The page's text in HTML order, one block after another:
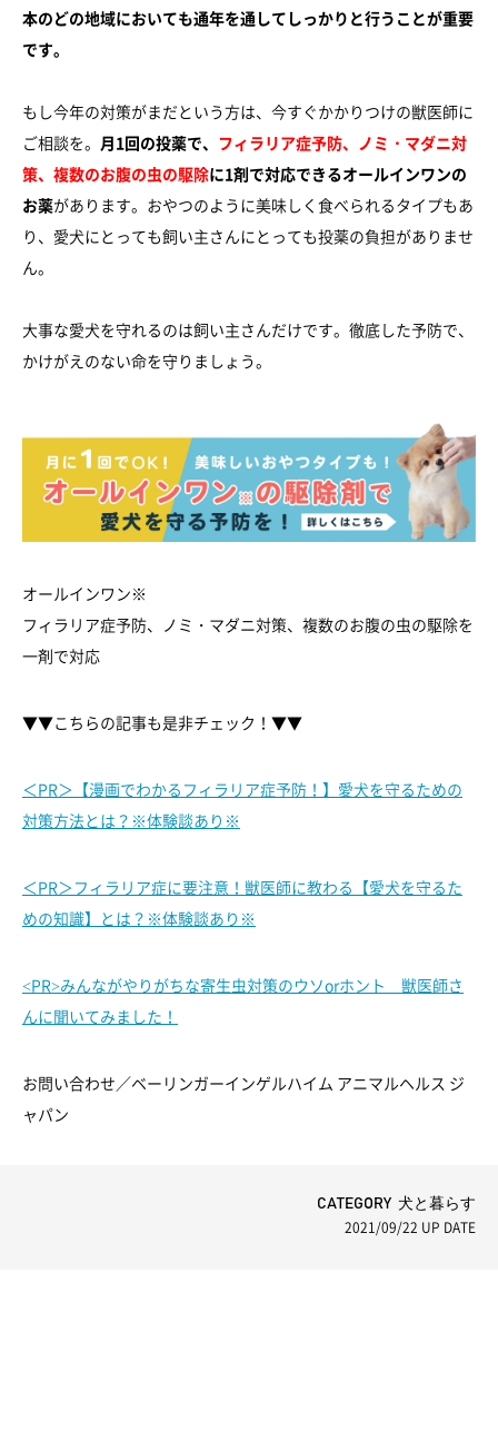
本のどの地域においても通年を通してしっかりと行うことが重要
です。
もし今年の対策がまだという方は、今すぐかかりつけの獣医師に
ご相談を。 月1回の投薬で、 フィラリア症予防、ノミ・マダニ対
策、複数のお腹の虫の駆除に1剤で対応できるオールインワンの
お薬があります。おやつのように美味しく食べられるタイプもあ
り、愛犬にとっても飼い主さんにとっても投薬の負担がありませ
ん。
大事な愛犬を守れるのは飼い主さんだけです。徹底した予防で、
かけがえのない命を守りましょう。
オールインワン※
フィラリア症予防、ノミ・マダニ対策、複数のお腹の虫の駆除を
一剤で対応
▼▼こちらの記事も是非チェック！▼▼
＜PR＞【漫画でわかるフィラリア症予防！】愛犬を守るための
対策方法とは？※体験談あり※
＜PR＞フィラリア症に要注意！獣医師に教わる【愛犬を守るた
めの知識】とは？※体験談あり※
<PR>みんながやりがちな寄生虫対策のウソorホント 獣医師さ
んに聞いてみました！
お問い合わせ／ベーリンガーインゲルハイム アニマルヘルス ジ
ャパン
CATEGORY 犬と暮らす
2021/09/22 UP DATE